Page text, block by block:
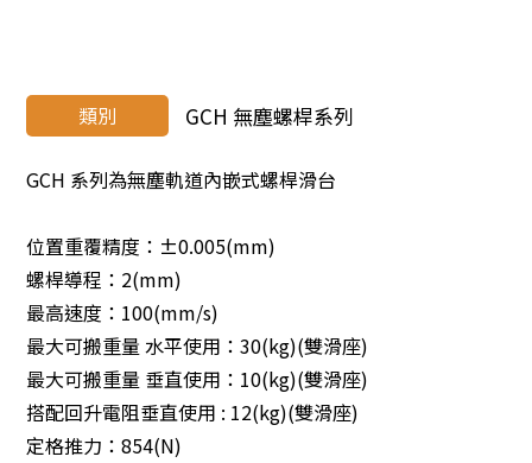
類別 GCH 無塵螺桿系列
GCH 系列為無塵軌道內嵌式螺桿滑台
位置重覆精度：±0.005(mm)
螺桿導程：2(mm)
最高速度：100(mm/s)
最大可搬重量 水平使用：30(kg)(雙滑座)
最大可搬重量 垂直使用：10(kg)(雙滑座)
搭配回升電阻垂直使用 : 12(kg)(雙滑座)
定格推力：854(N)